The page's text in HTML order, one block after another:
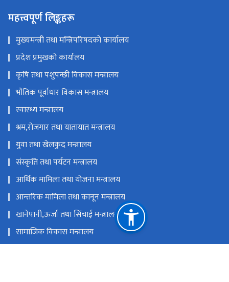
महत्त्वपूर्ण लिङ्कहरू
मुख्यमन्त्री तथा मन्त्रिपरिषदको कार्यालय
प्रदेश प्रमुखको कार्यालय
कृषि तथा पशुपन्छी विकास मन्त्रालय
भौतिक पूर्वाधार विकास मन्त्रालय
स्वास्थ्य मन्त्रालय
श्रम,रोजगार तथा यातायात मन्त्रालय
युवा तथा खेलकुद मन्त्रालय
संस्कृति तथा पर्यटन मन्त्रालय
आर्थिक मामिला तथा योजना मन्त्रालय
आन्तरिक मामिला तथा कानून मन्त्रालय
खानेपानी,ऊर्जा तथा सिंचाई मन्त्रालय
सामाजिक विकास मन्त्रालय